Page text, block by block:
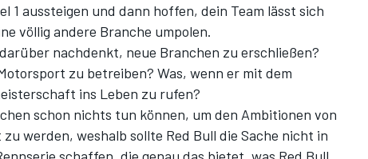
1 aussteigen und dann hoffen, dein Team lässt sich
völlig andere Branche umpolen.
nachdenkt, neue Branchen zu erschließen?
zu betreiben? Was, wenn er mit dem
ins Leben zu rufen?
schon nichts tun können, um den Ambitionen von
werden, weshalb sollte Red Bull die Sache nicht in